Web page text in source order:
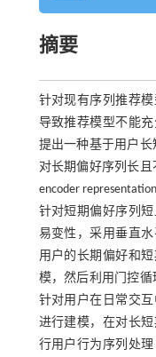
摘要
针对现有序列推荐
导致推荐模型不能
提出一种基于用户
对长期偏好序列长且
encoder
针对短期偏好序列
易变性，采用垂直
用户的长期偏好和
模，然后利用门控循
针对用户在日常交
进行建模，在对长
行用户行为序列处